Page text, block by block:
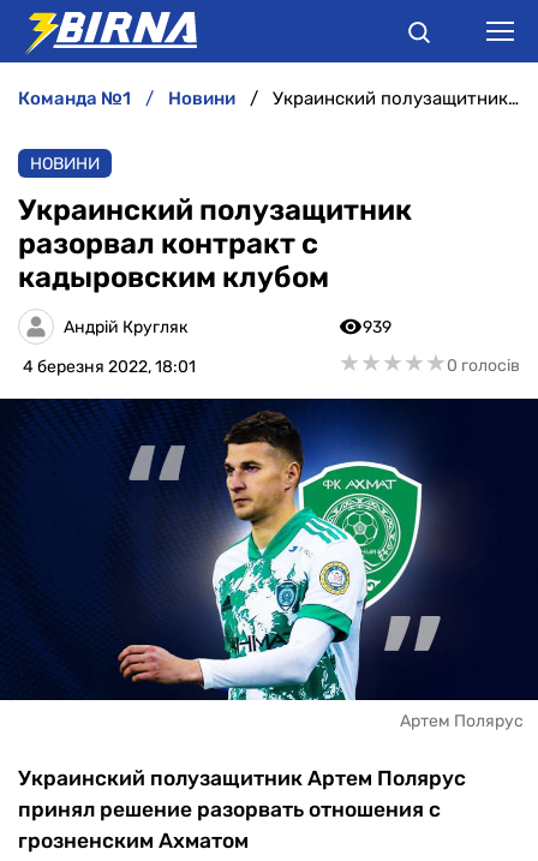
АНАЛІТИКА
ІНТЕРВ'Ю
РІЗНЕ
БУКМЕКЕРИ
команда №1 новини Украинский полузащитник разорвал контракт с кадыровским клубом
НОВИНИ
Украинский полузащитник
разорвал контракт с
кадыровским клубом
Андрій Кругляк
4 березня 2022, 18:01
939
★★★★★
★★★★★0 голосів
Артем Полярус
Украинский полузащитник Артем Полярус
принял решение разорвать отношения с
грозненским Ахматом